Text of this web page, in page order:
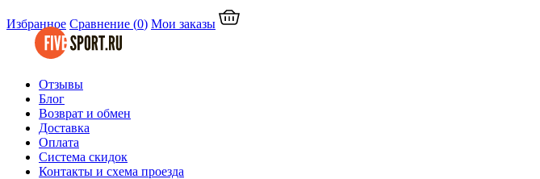
Избранное Сравнение (0) Мои заказы
Отзывы
Блог
Возврат и обмен
Доставка
Оплата
Система скидок
Контакты и схема проезда